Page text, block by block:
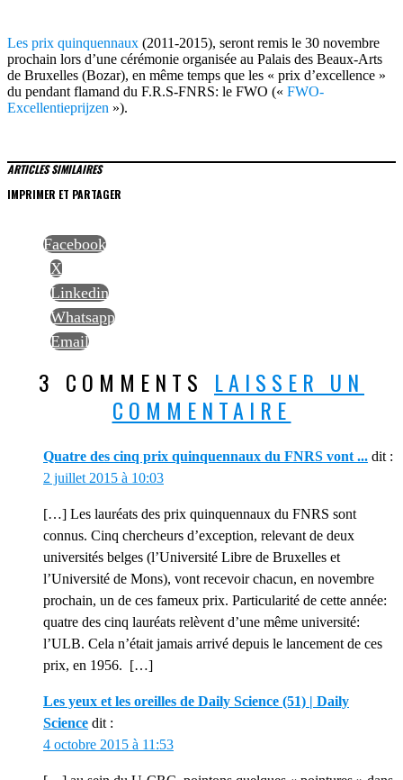
Les prix quinquennaux (2011-2015), seront remis le 30 novembre
prochain lors d’une cérémonie organisée au Palais des Beaux-Arts
de Bruxelles (Bozar), en même temps que les « prix d’excellence »
du pendant flamand du F.R.S-FNRS: le FWO (« FWO-
Excellentieprijzen »).
ARTICLES SIMILAIRES
IMPRIMER ET PARTAGER
Facebook
X
Linkedin
Whatsapp
Email
3 COMMENTS LAISSER UN
COMMENTAIRE
Quatre des cinq prix quinquennaux du FNRS vont ... dit :
2 juillet 2015 à 10:03
[…] Les lauréats des prix quinquennaux du FNRS sont
connus. Cinq chercheurs d’exception, relevant de deux
universités belges (l’Université Libre de Bruxelles et
l’Université de Mons), vont recevoir chacun, en novembre
prochain, un de ces fameux prix. Particularité de cette année:
quatre des cinq lauréats relèvent d’une même université:
l’ULB. Cela n’était jamais arrivé depuis le lancement de ces
prix, en 1956. […]
Les yeux et les oreilles de Daily Science (51) | Daily
Science dit :
4 octobre 2015 à 11:53